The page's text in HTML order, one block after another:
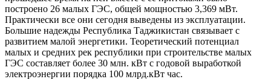
построено 26 малых ГЭС, общей мощностью 3,369 мВт.
Практически все они сегодня выведены из эксплуатации.
Большие надежды Республика Таджикистан связывает с
развитием малой энергетики. Теоретический потенциал
малых и средних рек республики при строительстве малых
ГЭС составляет более 30 млн. кВт с годовой выработкой
электроэнергии порядка 100 млрд.кВт час.